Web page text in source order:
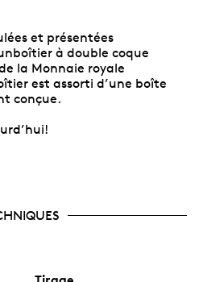
et présentées
à double coque
la Monnaie royale
est assorti d’une boîte
conçue.